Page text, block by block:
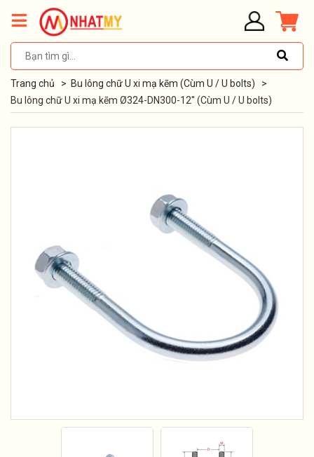
Trang chủ > Bu lông chữ U xi mạ kẽm (Cùm U / U bolts)
>
Bu lông chữ U xi mạ kẽm Ø324-DN300-12'' (Cùm U / U bolts)